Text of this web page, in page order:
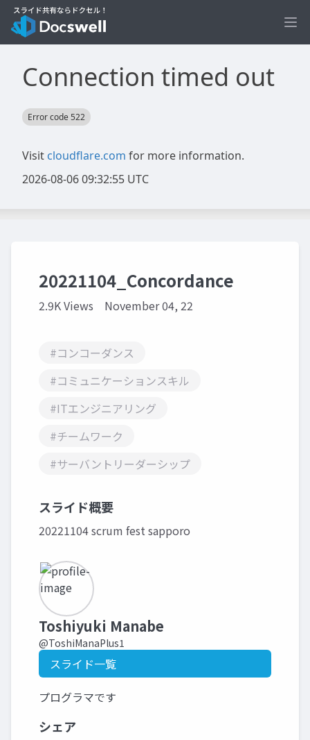
20221104_Concordance
2.9K Views November 04, 22
#コンコーダンス
#コミュニケーションスキル
#ITエンジニアリング
#チームワーク
#サーバントリーダーシップ
スライド概要
20221104 scrum fest sapporo
Toshiyuki Manabe
@ToshiManaPlus1
スライド一覧
プログラマです
シェア